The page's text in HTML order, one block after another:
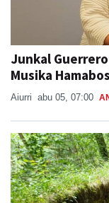
Junkal
Musika
Aiurri abu 05, 07:00